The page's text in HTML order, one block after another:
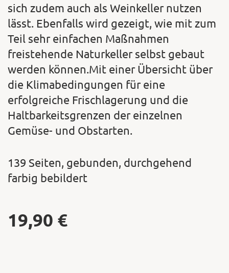
sich zudem auch als Weinkeller nutzen
lässt. Ebenfalls wird gezeigt, wie mit zum
Teil sehr einfachen Maßnahmen
freistehende Naturkeller selbst gebaut
werden können.Mit einer Übersicht über
die Klimabedingungen für eine
erfolgreiche Frischlagerung und die
Haltbarkeitsgrenzen der einzelnen
Gemüse- und Obstarten.
139 Seiten, gebunden, durchgehend
farbig bebildert
19,90 €